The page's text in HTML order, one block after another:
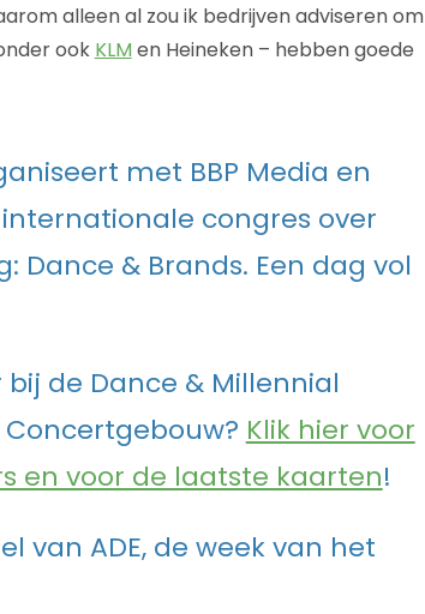
alleen al zou ik bedrijven adviseren om
ook KLM en Heineken – hebben goede
met BBP Media en
congres over
& Brands. Een dag vol
bij de Dance & Millennial
Klik hier voor
en voor de laatste kaarten!
van ADE, de week van het